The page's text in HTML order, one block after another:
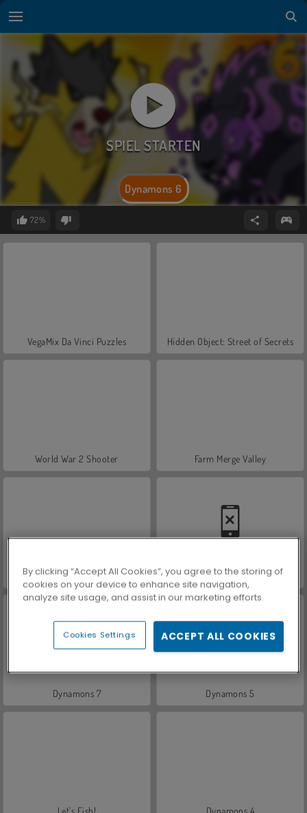
Dynamons 6
72%
VegaMix Da Vinci Puzzles Hidden Object: Street of Secrets
World War 2 Shooter Farm Merge Valley
ASMR Makeover & Makeup Studio Car Parking City Duel
Dynamons 7 Dynamons 5
Let's Fish! Dynamons 4
By clicking “Accept All Cookies”, you agree to the storing of
cookies on your device to enhance site navigation,
analyze site usage, and assist in our marketing efforts.
Cookies Settings ACCEPT ALL COOKIES